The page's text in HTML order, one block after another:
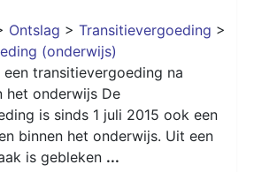
Ontslag > Transitievergoeding >
(onderwijs)
transitievergoeding na
het onderwijs De
is sinds 1 juli 2015 ook een
binnen het onderwijs. Uit een
is gebleken ...